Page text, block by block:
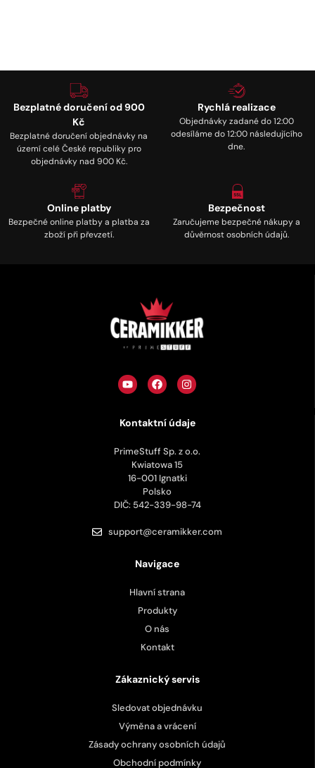
Bezplatné doručení od 900
Kč
Bezplatné doručení objednávky na
území celé České republiky pro
objednávky nad 900 Kč.
Rychlá realizace
Objednávky zadané do 12:00
odesíláme do 12:00 následujícího
dne.
Online platby
Bezpečné online platby a platba za
zboží při převzetí.
Bezpečnost
Zaručujeme bezpečné nákupy a
důvěrnost osobních údajů.
Kontaktní údaje
PrimeStuff Sp. z o.o.
Kwiatowa 15
16-001 Ignatki
Polsko
DIČ: 542-339-98-74
support@ceramikker.com
Navigace
Hlavní strana
Produkty
O nás
Kontakt
Zákaznický servis
Sledovat objednávku
Výměna a vrácení
Zásady ochrany osobních údajů
Obchodní podmínky